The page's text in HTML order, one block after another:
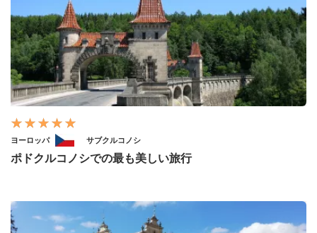
ヨーロッパ サブクルコノシ
ポドクルコノシでの最も美しい旅行